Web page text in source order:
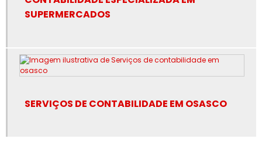
Serviços de contabilidade online
Terceirização de folha de pagamento sp
Valor consultoria esocial
SUPERMERCADOS
SERVIÇOS DE CONTABILIDADE EM OSASCO